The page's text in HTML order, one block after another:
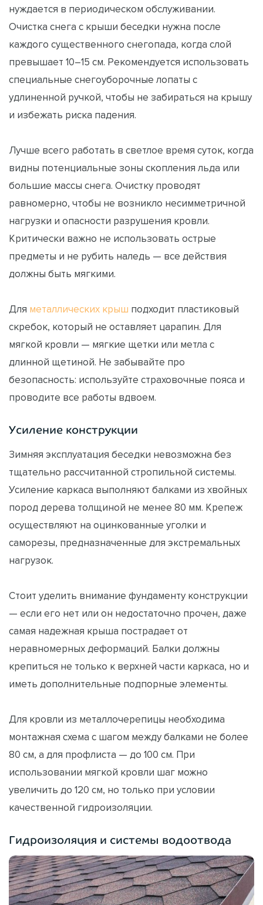
нуждается в периодическом обслуживании.
Очистка снега с крыши беседки нужна после
каждого существенного снегопада, когда слой
превышает 10–15 см. Рекомендуется использовать
специальные снегоуборочные лопаты с
удлиненной ручкой, чтобы не забираться на крышу
и избежать риска падения.
Лучше всего работать в светлое время суток, когда
видны потенциальные зоны скопления льда или
большие массы снега. Очистку проводят
равномерно, чтобы не возникло несимметричной
нагрузки и опасности разрушения кровли.
Критически важно не использовать острые
предметы и не рубить наледь — все действия
должны быть мягкими.
Для металлических крыш подходит пластиковый
скребок, который не оставляет царапин. Для
мягкой кровли — мягкие щетки или метла с
длинной щетиной. Не забывайте про
безопасность: используйте страховочные пояса и
проводите все работы вдвоем.
Усиление конструкции
Зимняя эксплуатация беседки невозможна без
тщательно рассчитанной стропильной системы.
Усиление каркаса выполняют балками из хвойных
пород дерева толщиной не менее 80 мм. Крепеж
осуществляют на оцинкованные уголки и
саморезы, предназначенные для экстремальных
нагрузок.
Стоит уделить внимание фундаменту конструкции
— если его нет или он недостаточно прочен, даже
самая надежная крыша пострадает от
неравномерных деформаций. Балки должны
крепиться не только к верхней части каркаса, но и
иметь дополнительные подпорные элементы.
Для кровли из металлочерепицы необходима
монтажная схема с шагом между балками не более
80 см, а для профлиста — до 100 см. При
использовании мягкой кровли шаг можно
увеличить до 120 см, но только при условии
качественной гидроизоляции.
Гидроизоляция и системы водоотвода